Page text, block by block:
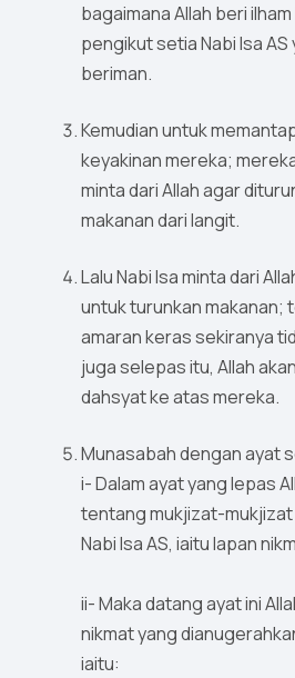
bagaimana Allah beri
pengikut setia Nabi Isa
beriman.
Kemudian untuk
keyakinan mereka;
minta dari Allah agar
makanan dari langit.
Lalu Nabi Isa minta dari
untuk turunkan makanan;
amaran keras sekiranya
juga selepas itu, Allah
dahsyat ke atas mereka.
Munasabah dengan ayat
i- Dalam ayat yang lepas
tentang mukjizat-
Nabi Isa AS, iaitu lapan
ii- Maka datang ayat ini
nikmat yang
iaitu: